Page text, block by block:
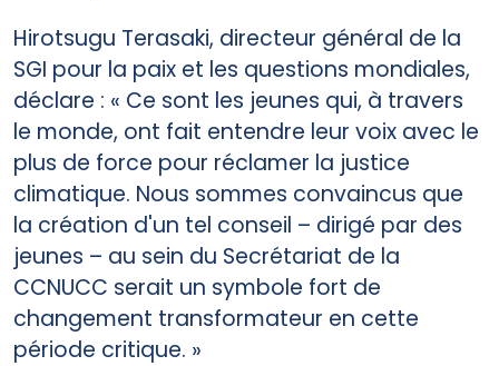
Hirotsugu Terasaki, directeur général de la
SGI pour la paix et les questions mondiales,
déclare : « Ce sont les jeunes qui, à travers
le monde, ont fait entendre leur voix avec le
plus de force pour réclamer la justice
climatique. Nous sommes convaincus que
la création d'un tel conseil – dirigé par des
jeunes – au sein du Secrétariat de la
CCNUCC serait un symbole fort de
changement transformateur en cette
période critique. »